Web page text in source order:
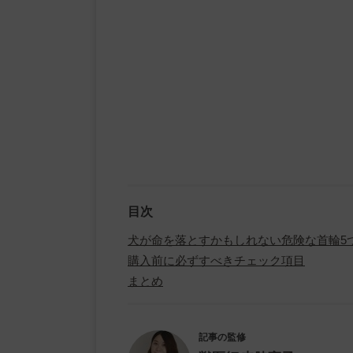
目次
犬が命を落とすかもしれない危険な首輪5
購入前に必ずすべきチェック項目
まとめ
記事の監修